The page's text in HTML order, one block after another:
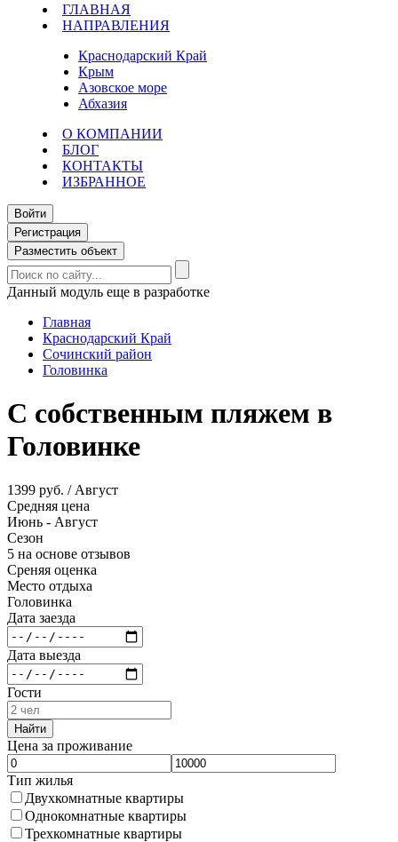
ГЛАВНАЯ
НАПРАВЛЕНИЯ
Краснодарский Край
Крым
Азовское море
Абхазия
О КОМПАНИИ
БЛОГ
КОНТАКТЫ
ИЗБРАННОЕ
Войти
Регистрация
Разместить объект
Данный модуль еще в разработке
Главная
Краснодарский Край
Сочинский район
Головинка
С собственным пляжем в
Головинке
1399 руб. / Август
Средняя цена
Июнь - Август
Сезон
5 на основе отзывов
Среняя оценка
Место отдыха
Головинка
Дата заезда
Дата выезда
Гости
Найти
Цена за проживание
Тип жилья
Двухкомнатные квартиры
Однокомнатные квартиры
Трехкомнатные квартиры